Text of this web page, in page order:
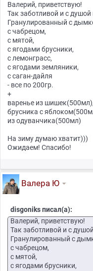
Валерий, приветствую!
Так заботливой и с душой
Гранулированный с
с чабрецом,
с мятой,
с ягодами брусники,
с лемонграсс,
с ягодами земляники,
с саган-дайля
- все по 200гр.
+
варенье из шишек(500мл),
брусника с
из одуванчика(500мл)
На зиму думаю хватит)))
Ожидаем! Спасибо!
Валера Ю
disgoniks писал(а):
Валерий, приветствую!
Так заботливой и с
Гранулированный с
с чабрецом,
с мятой,
с ягодами брусники,